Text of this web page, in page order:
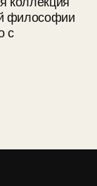
философии
с